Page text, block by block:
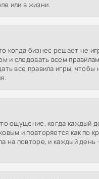
или в жизни.
когда бизнес решает не
и следовать всем
все правила игры, чтобы
ощущение, когда каждый
и повторяется как по
на повторе, и каждый день